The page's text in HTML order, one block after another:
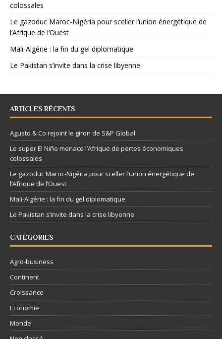
colossales
Le gazoduc Maroc-Nigéria pour sceller l’union énergétique de
l’Afrique de l’Ouest
Mali-Algérie : la fin du gel diplomatique
Le Pakistan s’invite dans la crise libyenne
ARTICLES RÉCENTS
Agusto & Co rejoint le giron de S&P Global
Le super El Niño menace l’Afrique de pertes économiques
colossales
Le gazoduc Maroc-Nigéria pour sceller l’union énergétique de
l’Afrique de l’Ouest
Mali-Algérie : la fin du gel diplomatique
Le Pakistan s’invite dans la crise libyenne
CATÉGORIES
Agro-business
Continent
Croissance
Economie
Monde